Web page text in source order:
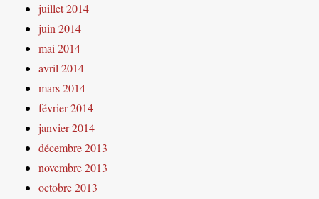
juillet 2014
juin 2014
mai 2014
avril 2014
mars 2014
février 2014
janvier 2014
décembre 2013
novembre 2013
octobre 2013